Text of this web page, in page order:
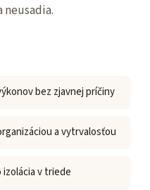
neusadia.
bez zjavnej príčiny
a vytrvalosťou
v triede